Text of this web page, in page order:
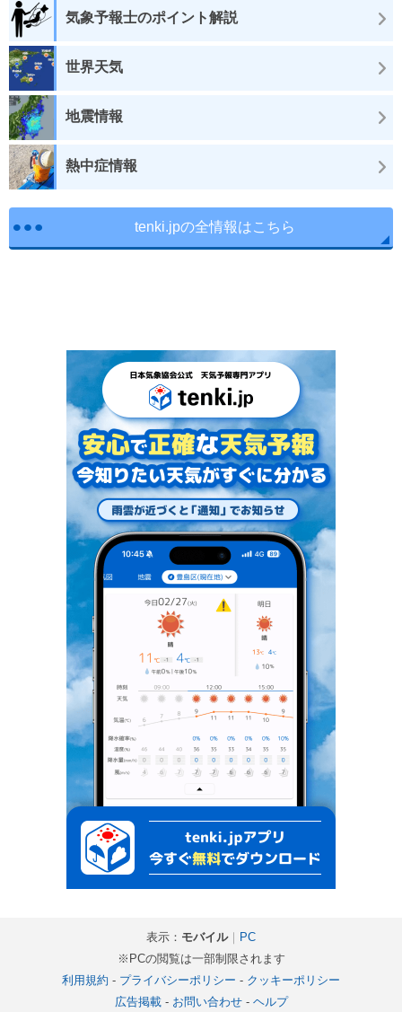
気象予報士のポイント解説
世界天気
地震情報
熱中症情報
tenki.jpの全情報はこちら
表示： モバイル｜ PC
※PCの閲覧は一部制限されます
利用規約 - プライバシーポリシー - クッキーポリシー
広告掲載- お問い合わせ- ヘルプ